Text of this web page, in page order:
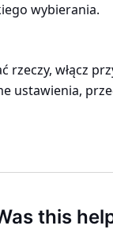
wybierania.
rzeczy, włącz
ustawienia,
this